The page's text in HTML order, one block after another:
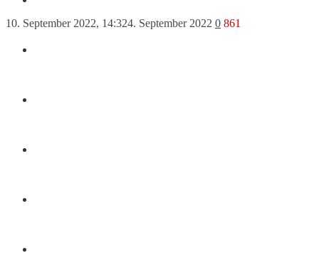
10. September 2022, 14:324. September 2022 0 861